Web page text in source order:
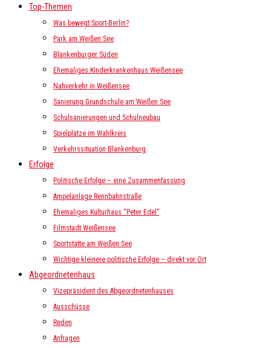
Top-Themen
Was bewegt Sport-Berlin?
Park am Weißen See
Blankenburger Süden
Ehemaliges Kinderkrankenhaus Weißensee
Nahverkehr in Weißensee
Sanierung Grundschule am Weißen See
Schulsanierungen und Schulneubau
Spielplätze im Wahlkreis
Verkehrssituation Blankenburg
Erfolge
Politische Erfolge – eine Zusammenfassung
Ampelanlage Rennbahnstraße
Ehemaliges Kulturhaus “Peter Edel”
Filmstadt Weißensee
Sportstätte am Weißen See
Wichtige kleinere politische Erfolge – direkt vor Ort
Abgeordnetenhaus
Vizepräsident des Abgeordnetenhauses
Ausschüsse
Reden
Anfragen